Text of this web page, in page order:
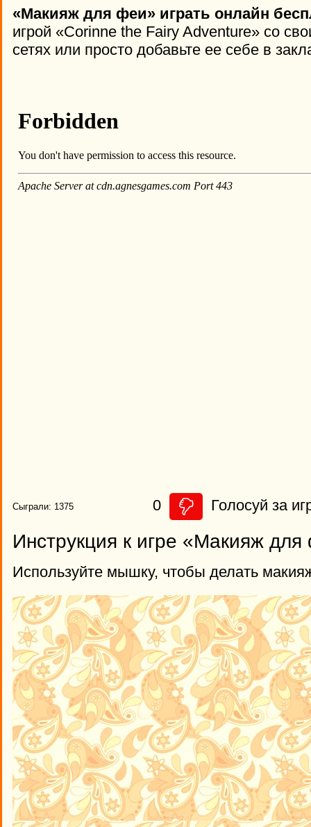
«Макияж для феи» играть онлайн
игрой «Corinne the Fairy Adventure» со
сетях или просто добавьте ее себе в
Сыграли: 1375 0 Голосуй за
Инструкция к игре «Макияж
Используйте мышку, чтобы делать